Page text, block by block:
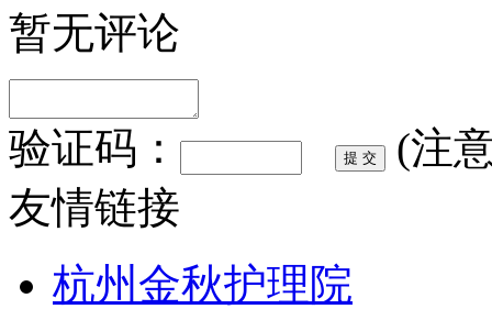
暂无评论
验证码：
(注
友情链接
杭州金秋护理院